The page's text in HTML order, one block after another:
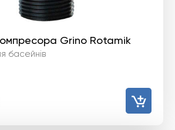
Grino Rotamik
басейнів